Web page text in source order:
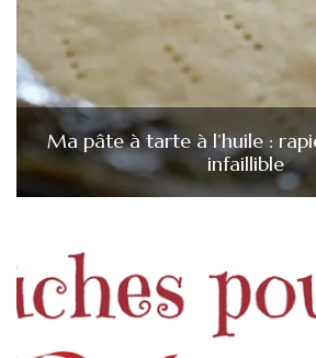
Ma pâte à tarte à l’huile :
infaillible